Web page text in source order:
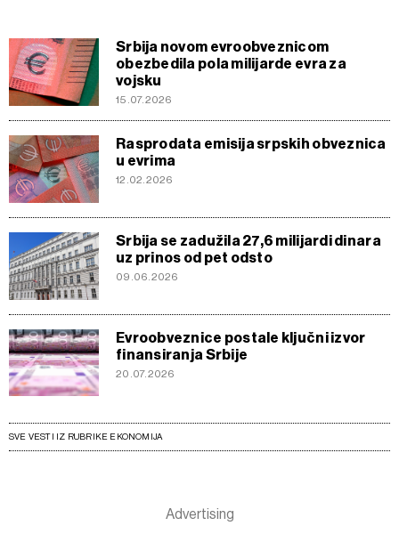
Srbija novom evroobveznicom
obezbedila pola milijarde evra za
vojsku
15.07.2026
Rasprodata emisija srpskih obveznica
u evrima
12.02.2026
Srbija se zadužila 27,6 milijardi dinara
uz prinos od pet odsto
09.06.2026
Evroobveznice postale ključni izvor
finansiranja Srbije
20.07.2026
SVE VESTI IZ RUBRIKE EKONOMIJA